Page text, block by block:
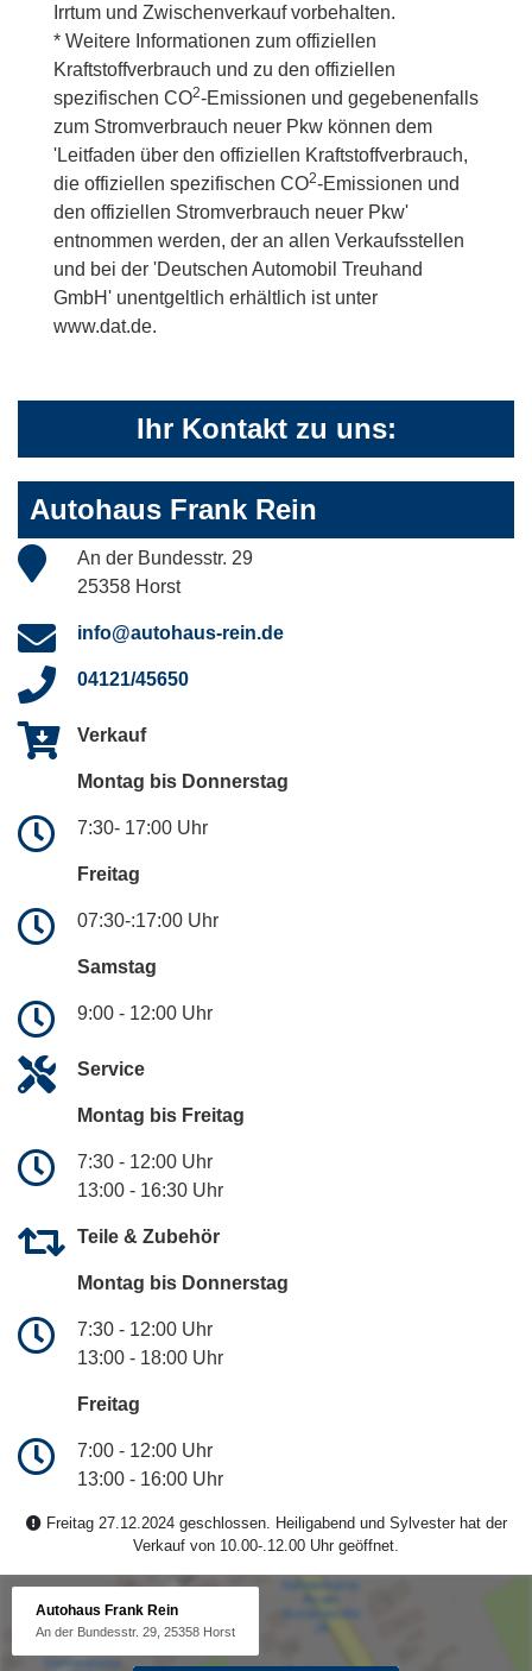
Irrtum und Zwischenverkauf vorbehalten.
* Weitere Informationen zum offiziellen
Kraftstoffverbrauch und zu den offiziellen
spezifischen CO2-Emissionen und gegebenenfalls
zum Stromverbrauch neuer Pkw können dem
'Leitfaden über den offiziellen Kraftstoffverbrauch,
die offiziellen spezifischen CO2-Emissionen und
den offiziellen Stromverbrauch neuer Pkw'
entnommen werden, der an allen Verkaufsstellen
und bei der 'Deutschen Automobil Treuhand
GmbH' unentgeltlich erhältlich ist unter
www.dat.de.
Ihr Kontakt zu uns:
Autohaus Frank Rein
An der Bundesstr. 29
25358 Horst
info@autohaus-rein.de
04121/45650
Verkauf
Montag bis Donnerstag
7:30- 17:00 Uhr
Freitag
07:30-:17:00 Uhr
Samstag
9:00 - 12:00 Uhr
Service
Montag bis Freitag
7:30 - 12:00 Uhr
13:00 - 16:30 Uhr
Teile & Zubehör
Montag bis Donnerstag
7:30 - 12:00 Uhr
13:00 - 18:00 Uhr
Freitag
7:00 - 12:00 Uhr
13:00 - 16:00 Uhr
Freitag 27.12.2024 geschlossen. Heiligabend und Sylvester hat der
Verkauf von 10.00-.12.00 Uhr geöffnet.
Autohaus Frank Rein
An der Bundesstr. 29, 25358 Horst